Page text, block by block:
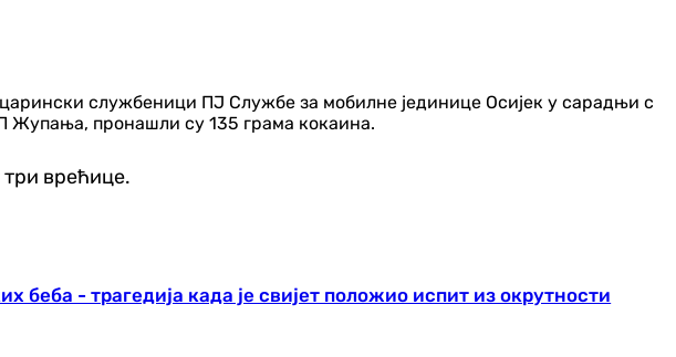
службеници ПЈ Службе за мобилне јединице Осијек у сарадњи с
Жупања, пронашли су 135 грама кокаина.
три врећице.
беба - трагедија када је свијет положио испит из окрутности